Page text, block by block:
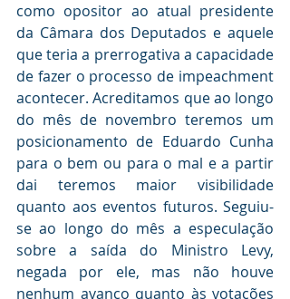
como opositor ao atual presidente
da Câmara dos Deputados e aquele
que teria a prerrogativa a capacidade
de fazer o processo de impeachment
acontecer. Acreditamos que ao longo
do mês de novembro teremos um
posicionamento de Eduardo Cunha
para o bem ou para o mal e a partir
dai teremos maior visibilidade
quanto aos eventos futuros. Seguiu-
se ao longo do mês a especulação
sobre a saída do Ministro Levy,
negada por ele, mas não houve
nenhum avanço quanto às votações